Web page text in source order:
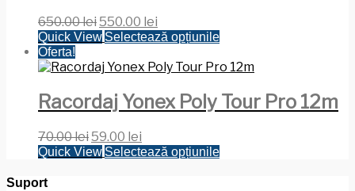
650.00leiPrețul
inițial
fost:
550.00 lei
curent
550.00 lei.
Quick View Selectează opțiunileAcest
are
multe
variații.
pot
fi
Oferta!
Racordaj Yonex Poly Tour Pro 12m
70.00leiPrețul
inițial
59.00 lei
curent
Quick View Selectează opțiunileAcest
Suport